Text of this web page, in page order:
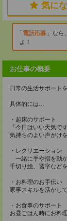
気に
電話応募
なら
よ！
お仕事の概要
日常の生活サポート
具体的には…
・起床のサポート
「今日はいい天気で
気持ちのよい声がけ
・レクリエーション
一緒に手や指を動
千切り絵、習字など
・お料理のお手伝い
家事スキルを活かし
・お食事のサポート
お昼ごはん時にお料